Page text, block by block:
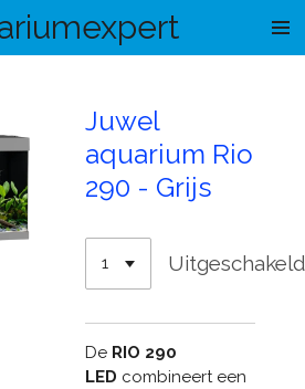
Juwel
aquarium Rio
290 - Grijs
De RIO 290
LED combineert een